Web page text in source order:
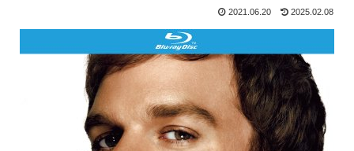
2021.06.20 2025.02.08